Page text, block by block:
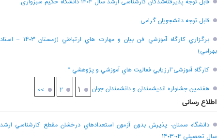
قابل توجه دانشجویان گرامی
برگزاري کارگاه آموزشي فن بيان و مهارت هاي ارتباطي (زمستان ۱۴۰۳ – استاد
بهرامي)
کارگاه آموزشی”ارزيابي فعاليت هاي آموزشي و پژوهشي “
هفتمين جشنواره انديشمندان و دانشمندان جوان
۱ ۲ >>
اطلاع رسانی
دانشگاه سمنان- پذيرش بدون آزمون استعدادهاي درخشان مقطع کارشناسي ارشد
سال تحصيلي ۰۴-۱۴۰۳